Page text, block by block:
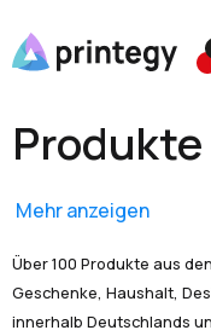
Produkte
Mehr anzeigen
Über 100 Produkte aus
Geschenke, Haushalt,
innerhalb Deutschlands